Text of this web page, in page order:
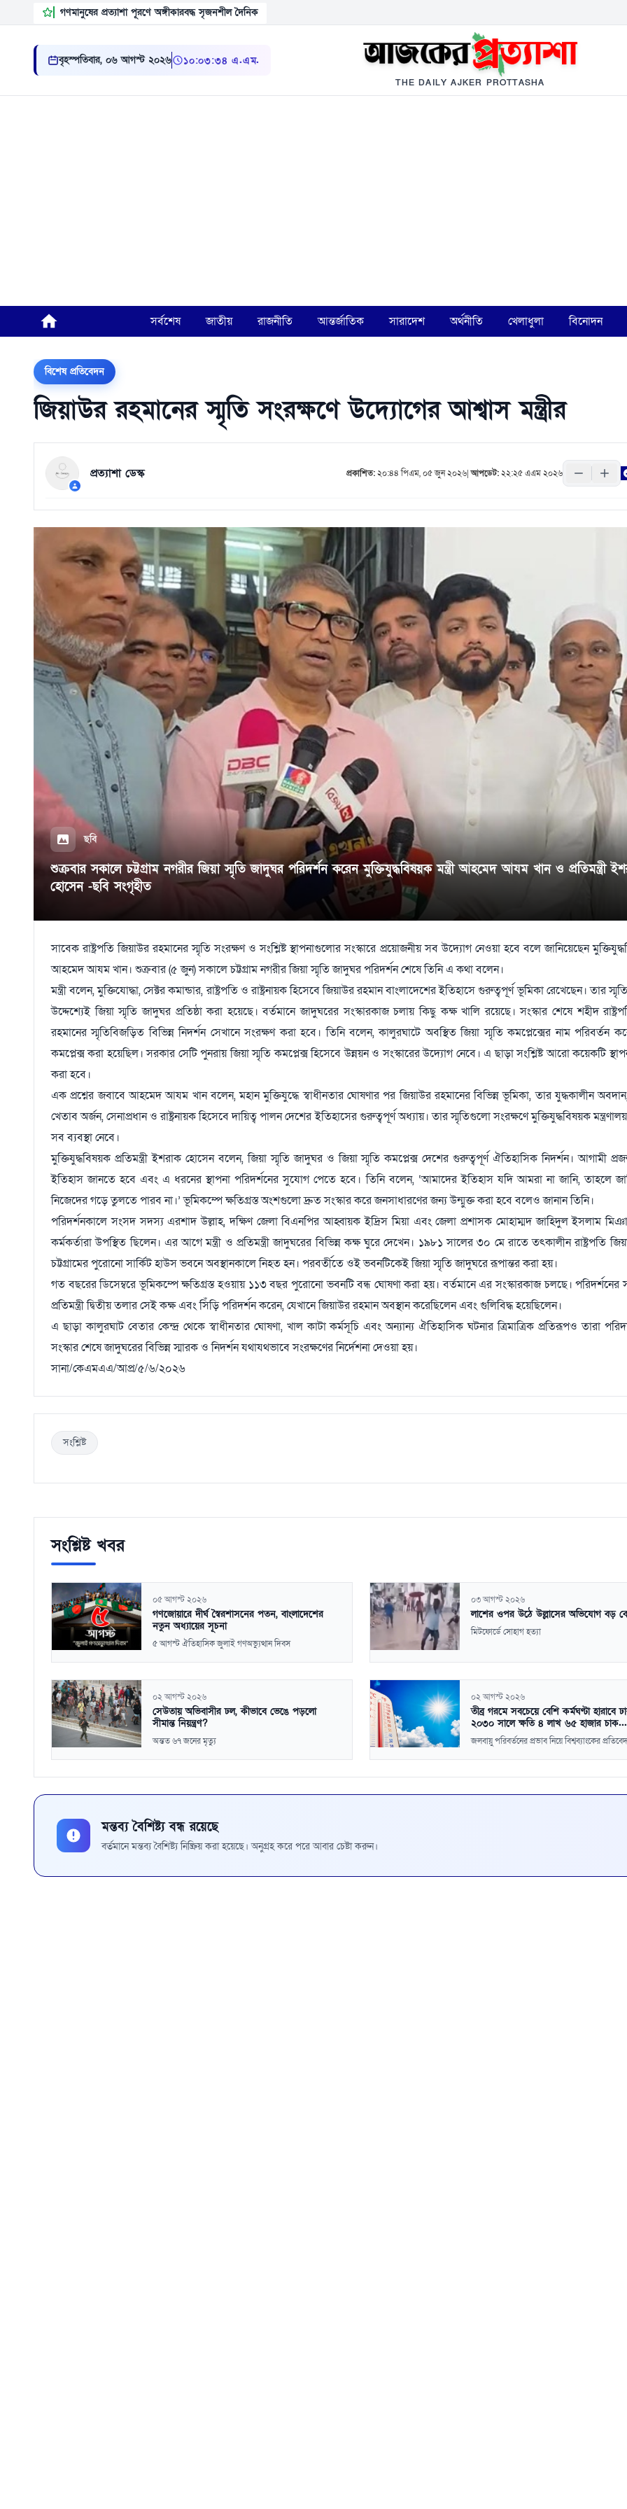
গণমানুষের প্রত্যাশা পূরণে অঙ্গীকারবদ্ধ সৃজনশীল দৈনিক
বৃহস্পতিবার, ০৬ আগস্ট ২০২৬ ১০ ০৩ ৩৫ এ.এম.
THE DAILY AJKER PROTTASHA
সর্বশেষ জাতীয় রাজনীতি আন্তর্জাতিক সারাদেশ অর্থনীতি খেলাধুলা বিনোদন
বিশেষ প্রতিবেদন
জিয়াউর রহমানের স্মৃতি সংরক্ষণে উদ্যোগের আশ্বাস মন্ত্রীর
প্রত্যাশা ডেস্ক প্রকাশিত:২০:৪৪ পিএম, ০৫ জুন ২০২৬|আপডেট:২২:২৫ এএম ২০২৬
ছবি
শুক্রবার সকালে চট্টগ্রাম নগরীর জিয়া স্মৃতি জাদুঘর পরিদর্শন করেন মুক্তিযুদ্ধবিষয়ক মন্ত্রী আহমেদ আযম খান ও প্রতিমন্ত্রী
হোসেন -ছবি সংগৃহীত
সাবেক রাষ্ট্রপতি জিয়াউর রহমানের স্মৃতি সংরক্ষণ ও সংশ্লিষ্ট স্থাপনাগুলোর সংস্কারে প্রয়োজনীয় সব উদ্যোগ নেওয়া হবে বলে জানিয়েছেন
আহমেদ আযম খান। শুক্রবার (৫ জুন) সকালে চট্টগ্রাম নগরীর জিয়া স্মৃতি জাদুঘর পরিদর্শন শেষে তিনি এ কথা বলেন।
মন্ত্রী বলেন, মুক্তিযোদ্ধা, সেক্টর কমান্ডার, রাষ্ট্রপতি ও রাষ্ট্রনায়ক হিসেবে জিয়াউর রহমান বাংলাদেশের ইতিহাসে গুরুত্বপূর্ণ ভূমিকা রেখেছেন। তার
উদ্দেশ্যেই জিয়া স্মৃতি জাদুঘর প্রতিষ্ঠা করা হয়েছে। বর্তমানে জাদুঘরের সংস্কারকাজ চলায় কিছু কক্ষ খালি রয়েছে। সংস্কার শেষে শহীদ
রহমানের স্মৃতিবিজড়িত বিভিন্ন নিদর্শন সেখানে সংরক্ষণ করা হবে। তিনি বলেন, কালুরঘাটে অবস্থিত জিয়া স্মৃতি কমপ্লেক্সের নাম পরিবর্তন
কমপ্লেক্স করা হয়েছিল। সরকার সেটি পুনরায় জিয়া স্মৃতি কমপ্লেক্স হিসেবে উন্নয়ন ও সংস্কারের উদ্যোগ নেবে। এ ছাড়া সংশ্লিষ্ট আরো কয়েকটি
করা হবে।
এক প্রশ্নের জবাবে আহমেদ আযম খান বলেন, মহান মুক্তিযুদ্ধে স্বাধীনতার ঘোষণার পর জিয়াউর রহমানের বিভিন্ন ভূমিকা, তার যুদ্ধকালীন
খেতাব অর্জন, সেনাপ্রধান ও রাষ্ট্রনায়ক হিসেবে দায়িত্ব পালন দেশের ইতিহাসের গুরুত্বপূর্ণ অধ্যায়। তার স্মৃতিগুলো সংরক্ষণে মুক্তিযুদ্ধবিষয়ক
সব ব্যবস্থা নেবে।
মুক্তিযুদ্ধবিষয়ক প্রতিমন্ত্রী ইশরাক হোসেন বলেন, জিয়া স্মৃতি জাদুঘর ও জিয়া স্মৃতি কমপ্লেক্স দেশের গুরুত্বপূর্ণ ঐতিহাসিক নিদর্শন। আগামী
ইতিহাস জানতে হবে এবং এ ধরনের স্থাপনা পরিদর্শনের সুযোগ পেতে হবে। তিনি বলেন, ‘আমাদের ইতিহাস যদি আমরা না জানি, তাহলে
নিজেদের গড়ে তুলতে পারব না।’ ভূমিকম্পে ক্ষতিগ্রস্ত অংশগুলো দ্রুত সংস্কার করে জনসাধারণের জন্য উন্মুক্ত করা হবে বলেও জানান তিনি।
পরিদর্শনকালে সংসদ সদস্য এরশাদ উল্লাহ, দক্ষিণ জেলা বিএনপির আহ্বায়ক ইদ্রিস মিয়া এবং জেলা প্রশাসক মোহাম্মদ জাহিদুল ইসলাম
কর্মকর্তারা উপস্থিত ছিলেন। এর আগে মন্ত্রী ও প্রতিমন্ত্রী জাদুঘরের বিভিন্ন কক্ষ ঘুরে দেখেন। ১৯৮১ সালের ৩০ মে রাতে তৎকালীন রাষ্ট্রপতি
চট্টগ্রামের পুরোনো সার্কিট হাউস ভবনে অবস্থানকালে নিহত হন। পরবর্তীতে ওই ভবনটিকেই জিয়া স্মৃতি জাদুঘরে রূপান্তর করা হয়।
গত বছরের ডিসেম্বরে ভূমিকম্পে ক্ষতিগ্রস্ত হওয়ায় ১১৩ বছর পুরোনো ভবনটি বন্ধ ঘোষণা করা হয়। বর্তমানে এর সংস্কারকাজ চলছে। পরিদর্শনের
প্রতিমন্ত্রী দ্বিতীয় তলার সেই কক্ষ এবং সিঁড়ি পরিদর্শন করেন, যেখানে জিয়াউর রহমান অবস্থান করেছিলেন এবং গুলিবিদ্ধ হয়েছিলেন।
এ ছাড়া কালুরঘাট বেতার কেন্দ্র থেকে স্বাধীনতার ঘোষণা, খাল কাটা কর্মসূচি এবং অন্যান্য ঐতিহাসিক ঘটনার ত্রিমাত্রিক প্রতিরূপও তারা
সংস্কার শেষে জাদুঘরের বিভিন্ন স্মারক ও নিদর্শন যথাযথভাবে সংরক্ষণের নির্দেশনা দেওয়া হয়।
সানা/কেএমএএ/আপ্র/৫/৬/২০২৬
সংশ্লিষ্ট
সংশ্লিষ্ট খবর
০৫ আগস্ট ২০২৬
গণজোয়ারে দীর্ঘ স্বৈরশাসনের পতন, বাংলাদেশের
নতুন অধ্যায়ের সূচনা
৫ আগস্ট ঐতিহাসিক জুলাই গণঅভ্যুত্থান দিবস
০৩ আগস্ট ২০২৬
লাশের ওপর উঠে উল্লাসের অভিযোগ বড়
মিটফোর্ডে সোহাগ হত্যা
০২ আগস্ট ২০২৬
সেউতায় অভিবাসীর ঢল, কীভাবে ভেঙে পড়লো
সীমান্ত নিয়ন্ত্রণ?
অন্তত ৬৭ জনের মৃত্যু
০২ আগস্ট ২০২৬
তীব্র গরমে সবচেয়ে বেশি কর্মঘণ্টা হারাবে
২০৩০ সালে ক্ষতি ৪ লাখ ৬৫ হাজার চাক...
জলবায়ু পরিবর্তনের প্রভাব নিয়ে বিশ্বব্যাংকের
মন্তব্য বৈশিষ্ট্য বন্ধ রয়েছে
বর্তমানে মন্তব্য বৈশিষ্ট্য নিষ্ক্রিয় করা হয়েছে। অনুগ্রহ করে পরে আবার চেষ্টা করুন।